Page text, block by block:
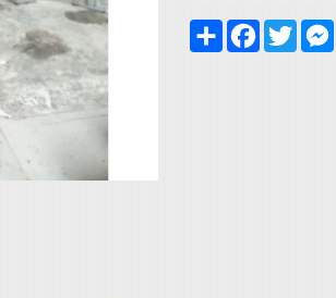
ShareFacebook
Twitter